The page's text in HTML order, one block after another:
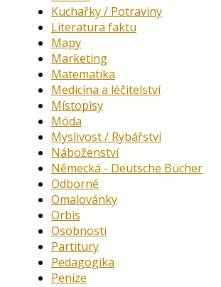
Kuchařky / Potraviny
Literatura faktu
Mapy
Marketing
Matematika
Medicína a léčitelství
Místopisy
Móda
Myslivost / Rybářství
Náboženství
Německá - Deutsche Bücher
Odborné
Omalovánky
Orbis
Osobnosti
Partitury
Pedagogika
Peníze